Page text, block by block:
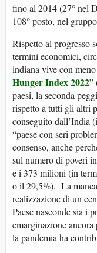
fino al 2014 (27° nel
108° posto, nel
Rispetto al progresso
termini economici,
indiana vive con
Hunger Index 2022”
paesi, la seconda
rispetto a tutti gli altri
conseguito dall’India
“paese con seri
consenso, anche
sul numero di poveri
e i 373 milioni (in
o il 29,5%). La
realizzazione di un
Paese nasconde sia i
emarginazione
la pandemia ha